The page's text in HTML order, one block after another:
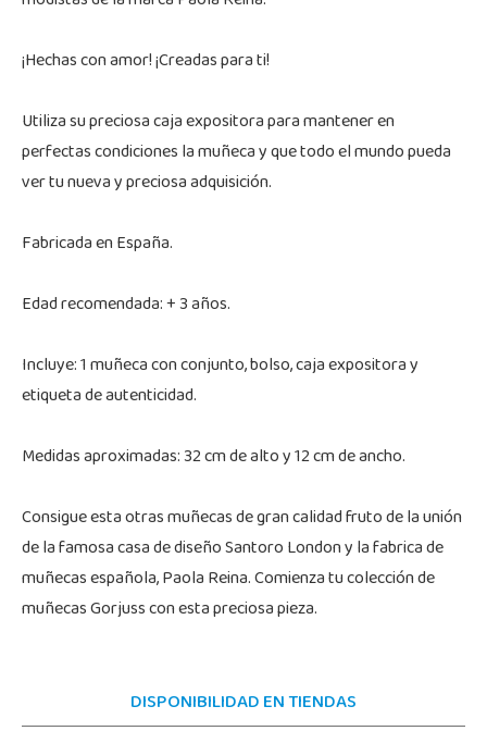
¡Hechas con amor! ¡Creadas para ti!
Utiliza su preciosa caja expositora para mantener en
perfectas condiciones la muñeca y que todo el mundo pueda
ver tu nueva y preciosa adquisición.
Fabricada en España.
Edad recomendada: + 3 años.
Incluye: 1 muñeca con conjunto, bolso, caja expositora y
etiqueta de autenticidad.
Medidas aproximadas: 32 cm de alto y 12 cm de ancho.
Consigue esta otras muñecas de gran calidad fruto de la unión
de la famosa casa de diseño Santoro London y la fabrica de
muñecas española, Paola Reina. Comienza tu colección de
muñecas Gorjuss con esta preciosa pieza.
DISPONIBILIDAD EN TIENDAS